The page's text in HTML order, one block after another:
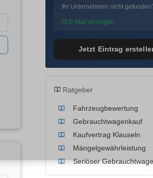
Ihr Unternehmen nicht
E-Mail anzeigen
Jetzt Eintrag
Ratgeber
Fahrzeugbewertung
Gebrauchtwagenkauf
Kaufvertrag Klauseln
Mängelgewährleistung
Seriöser